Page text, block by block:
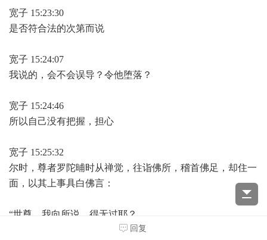
宽子 15:23:30
是否符合法的次第而说
宽子 15:24:07
我说的，会不会误导？令他堕落？
宽子 15:24:46
所以自己没有把握，担心
宽子 15:25:32
尔时，尊者罗陀晡时从禅觉，往诣佛所，稽首佛足，却住一
面，以其上事具白佛言：
“世尊，我向所说，得无过耶？
回复